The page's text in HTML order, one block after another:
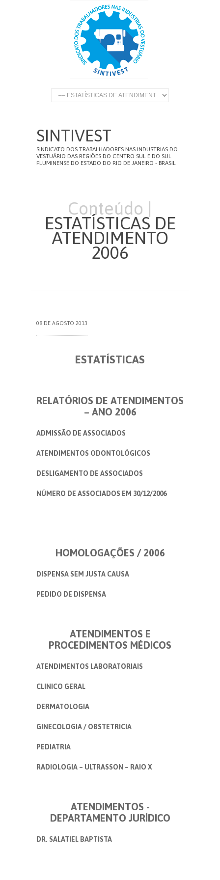
SINTIVEST
SINDICATO DOS TRABALHADORES NAS INDUSTRIAS DO
VESTUÁRIO DAS REGIÕES DO CENTRO SUL E DO SUL
FLUMINENSE DO ESTADO DO RIO DE JANEIRO - BRASIL
Conteúdo |
ESTATÍSTICAS DE
ATENDIMENTO
2006
08 DE AGOSTO 2013
ESTATÍSTICAS
RELATÓRIOS DE ATENDIMENTOS
– ANO 2006
ADMISSÃO DE ASSOCIADOS
ATENDIMENTOS ODONTOLÓGICOS
DESLIGAMENTO DE ASSOCIADOS
NÚMERO DE ASSOCIADOS EM 30/12/2006
HOMOLOGAÇÕES / 2006
DISPENSA SEM JUSTA CAUSA
PEDIDO DE DISPENSA
ATENDIMENTOS E
PROCEDIMENTOS MÉDICOS
ATENDIMENTOS LABORATORIAIS
CLINICO GERAL
DERMATOLOGIA
GINECOLOGIA / OBSTETRICIA
PEDIATRIA
RADIOLOGIA – ULTRASSON – RAIO X
ATENDIMENTOS -
DEPARTAMENTO JURÍDICO
DR. SALATIEL BAPTISTA